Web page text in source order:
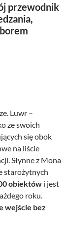
przewodnik
Luwr –
ze swoich
się obok
na liście
Słynne z Mona
starożytnych
obiektów i jest
roku.
wejście bez